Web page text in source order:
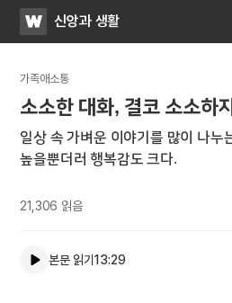
WATV신앙과 생활
가족애소통
소소한 대화, 결코 소소하
일상 속 가벼운 이야기를 많이 나누
높을뿐더러 행복감도 크다.
21,306 읽음
본문 읽기13:29